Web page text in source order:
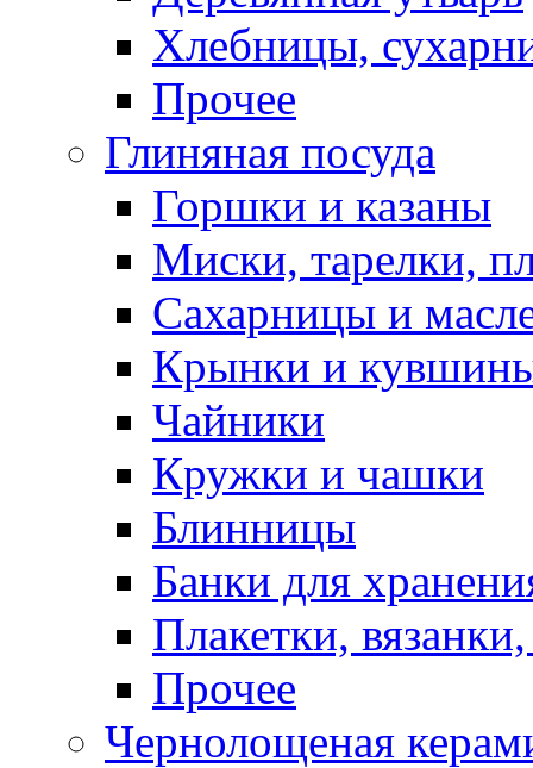
Хлебницы,
Прочее
Глиняная посуда
Горшки и казаны
Миски, тарелки,
Сахарницы и
Крынки и
Чайники
Кружки и чашки
Блинницы
Банки для
Плакетки,
Прочее
Чернолощеная